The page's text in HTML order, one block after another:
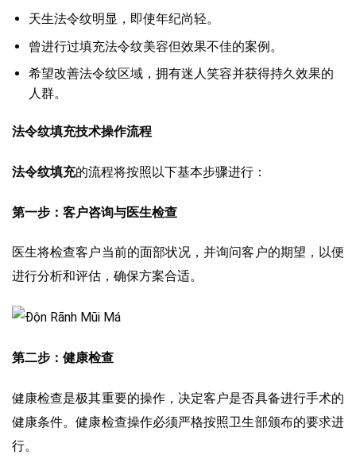
天生法令纹明显，即使年纪尚轻。
曾进行过填充法令纹美容但效果不佳的案例。
希望改善法令纹区域，拥有迷人笑容并获得持久效果的
人群。
法令纹填充技术操作流程
法令纹填充的流程将按照以下基本步骤进行：
第一步：客户咨询与医生检查
医生将检查客户当前的面部状况，并询问客户的期望，以便
进行分析和评估，确保方案合适。
第二步：健康检查
健康检查是极其重要的操作，决定客户是否具备进行手术的
健康条件。健康检查操作必须严格按照卫生部颁布的要求进
行。